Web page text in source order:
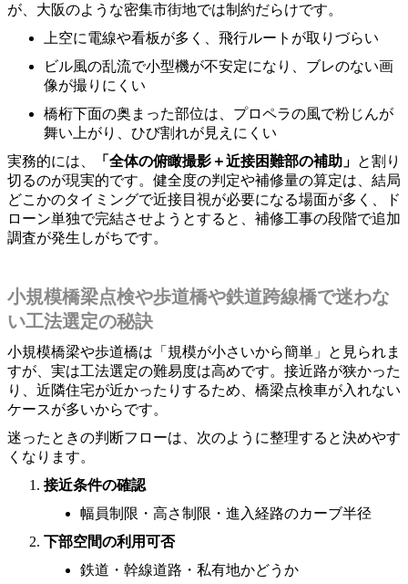
が、大阪のような密集市街地では制約だらけです。
上空に電線や看板が多く、飛行ルートが取りづらい
ビル風の乱流で小型機が不安定になり、ブレのない画
像が撮りにくい
橋桁下面の奥まった部位は、プロペラの風で粉じんが
舞い上がり、ひび割れが見えにくい
実務的には、
「全体の俯瞰撮影＋近接困難部の補助」 と割り
切るのが現実的です。健全度の判定や補修量の算定は、結局
どこかのタイミングで近接目視が必要になる場面が多く、ド
ローン単独で完結させようとすると、補修工事の段階で追加
調査が発生しがちです。
小規模橋梁点検や歩道橋や鉄道跨線橋で迷わな
い工法選定の秘訣
小規模橋梁や歩道橋は「規模が小さいから簡単」と見られま
すが、実は工法選定の難易度は高めです。接近路が狭かった
り、近隣住宅が近かったりするため、橋梁点検車が入れない
ケースが多いからです。
迷ったときの判断フローは、次のように整理すると決めやす
くなります。
接近条件の確認
幅員制限・高さ制限・進入経路のカーブ半径
下部空間の利用可否
鉄道・幹線道路・私有地かどうか